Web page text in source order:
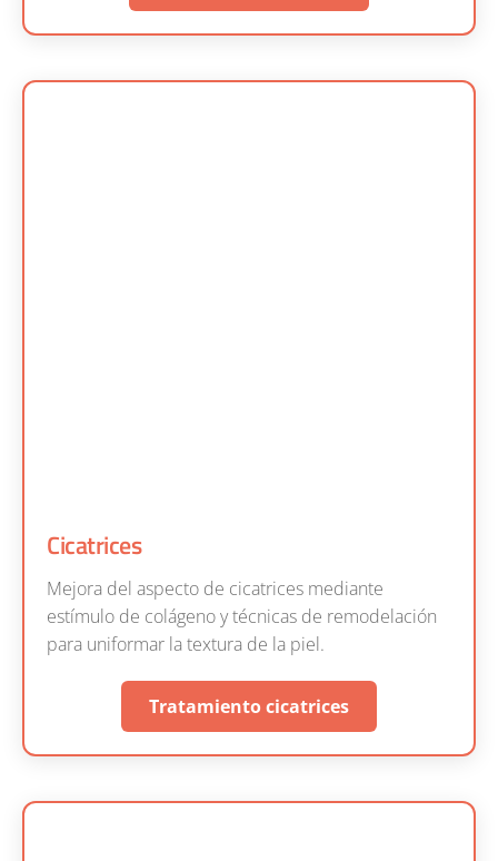
Cicatrices
Mejora del aspecto de cicatrices mediante
estímulo de colágeno y técnicas de remodelación
para uniformar la textura de la piel.
Tratamiento cicatrices